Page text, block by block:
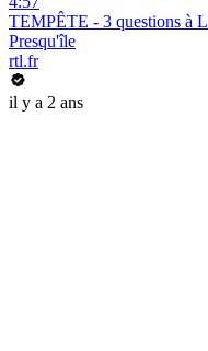
TEMPÊTE - 3 questions à
Presqu'île
rtl.fr
il y a 2 ans